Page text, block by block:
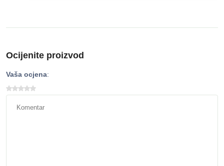
Ocijenite proizvod
Vaša ocjena: